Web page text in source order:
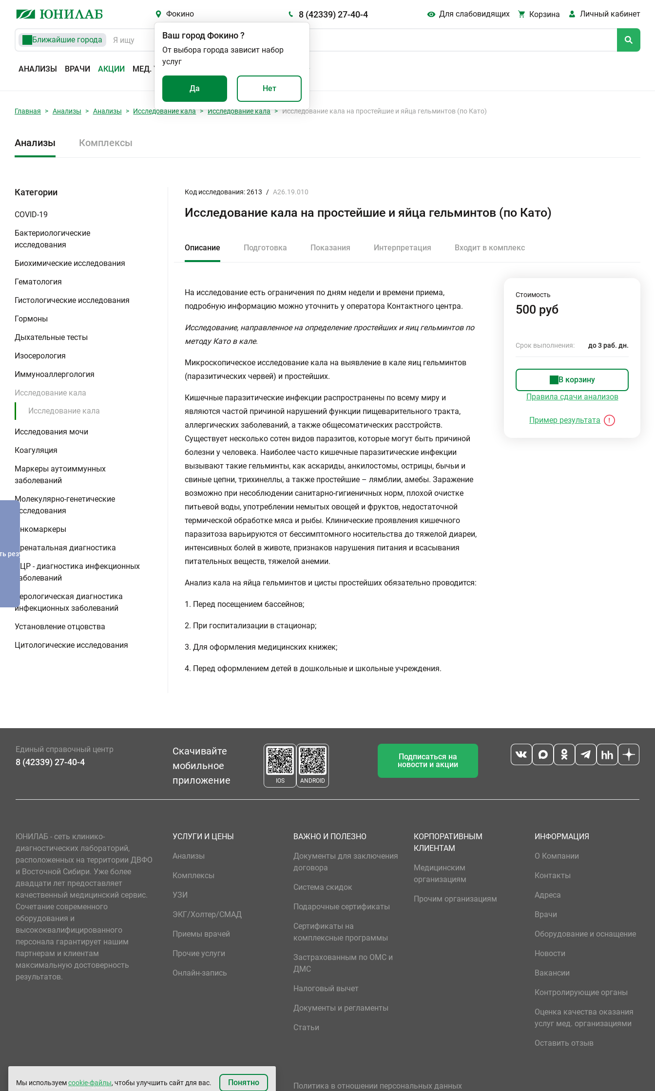
Фокино 8 (42339) 27-40-4 Для слабовидящих Корзина Личный кабинет
Ближайшие города
АНАЛИЗЫ ВРАЧИ АКЦИИ МЕД. УСЛУГИ
Ваш городФокино?
От выбора города зависит набор
услуг
Да Нет
Главная Анализы Анализы Исследование кала Исследование кала Исследование кала на простейшие и яйца гельминтов (по Като)
Анализы Комплексы
Категории
COVID-19
Бактериологические
исследования
Биохимические исследования
Гематология
Гистологические исследования
Гормоны
Дыхательные тесты
Изосерология
Иммуноаллергология
Исследование кала
Исследование кала
Исследования мочи
Коагуляция
Маркеры аутоиммунных
заболеваний
Молекулярно-генетические
исследования
Онкомаркеры
Пренатальная диагностика
ПЦР - диагностика инфекционных
заболеваний
Серологическая диагностика
инфекционных заболеваний
Установление отцовства
Цитологические исследования
Код исследования: 2613 / A26.19.010
Исследование кала на простейшие и яйца гельминтов (по Като)
Описание Подготовка Показания Интерпретация Входит в комплекс
На исследование есть ограничения по дням недели и времени приема,
подробную информацию можно уточнить у оператора Контактного центра.
Исследование, направленное на определение простейших и яиц гельминтов по
методу Като в кале.
Микроскопическое исследование кала на выявление в кале яиц гельминтов
(паразитических червей) и простейших.
Кишечные паразитические инфекции распространены по всему миру и
являются частой причиной нарушений функции пищеварительного тракта,
аллергических заболеваний, а также общесоматических расстройств.
Существует несколько сотен видов паразитов, которые могут быть причиной
болезни у человека. Наиболее часто кишечные паразитические инфекции
вызывают такие гельминты, как аскариды, анкилостомы, острицы, бычьи и
свиные цепни, трихинеллы, а также простейшие – лямблии, амебы. Заражение
возможно при несоблюдении санитарно-гигиеничных норм, плохой очистке
питьевой воды, употреблении немытых овощей и фруктов, недостаточной
термической обработке мяса и рыбы. Клинические проявления кишечного
паразитоза варьируются от бессимптомного носительства до тяжелой диареи,
интенсивных болей в животе, признаков нарушения питания и всасывания
питательных веществ, тяжелой анемии.
Анализ кала на яйца гельминтов и цисты простейших обязательно проводится:
1. Перед посещением бассейнов;
2. При госпитализации в стационар;
3. Для оформления медицинских книжек;
4. Перед оформлением детей в дошкольные и школьные учреждения.
Стоимость
500 руб
Срок выполнения: до 3 раб. дн.
В корзину
Правила сдачи анализов
Пример результата
результатов
Единый справочный центр
8 (42339) 27-40-4
Скачивайте
мобильное
приложение
IOS ANDROID
Подписаться на
новости и акции
ЮНИЛАБ - сеть клинико-
диагностических лабораторий,
расположенных на территории ДВФО
и Восточной Сибири. Уже более
двадцати лет предоставляет
качественный медицинский сервис.
Сочетание современного
оборудования и
высококвалифицированного
персонала гарантирует нашим
партнерам и клиентам
максимальную достоверность
результатов.
УСЛУГИ И ЦЕНЫ
Анализы
Комплексы
УЗИ
ЭКГ/Холтер/СМАД
Приемы врачей
Прочие услуги
Онлайн-запись
ВАЖНО И ПОЛЕЗНО
Документы для заключения
договора
Система скидок
Подарочные сертификаты
Сертификаты на
комплексные программы
Застрахованным по ОМС и
ДМС
Налоговый вычет
Документы и регламенты
Статьи
КОРПОРАТИВНЫМ
КЛИЕНТАМ
Медицинским
организациям
Прочим организациям
ИНФОРМАЦИЯ
О Компании
Контакты
Адреса
Врачи
Оборудование и оснащение
Новости
Вакансии
Контролирующие органы
Оценка качества оказания
услуг мед. организациями
Оставить отзыв
© «ЮНИЛАБ», 2003 - 2026 Политика в отношении персональных данных
Мы используемcookie-файлы, чтобы улучшить сайт для вас. Понятно